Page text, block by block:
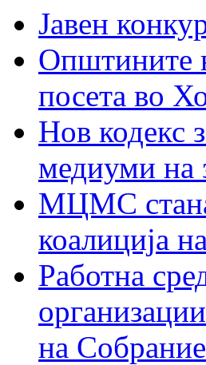
Јавен
Општините
посета во
Нов кодекс
медиуми на
МЦМС стана
коалиција
Работна
на